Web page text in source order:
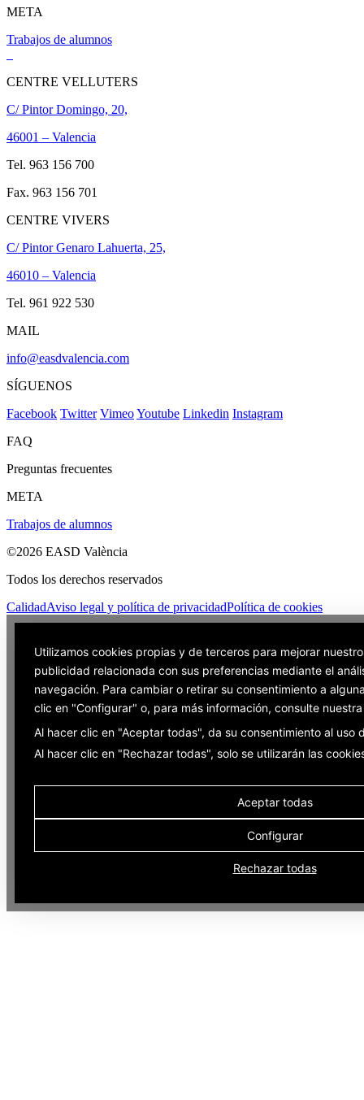
META
Trabajos de alumnos
CENTRE VELLUTERS
C/ Pintor Domingo, 20,
46001 – Valencia
Tel. 963 156 700
Fax. 963 156 701
CENTRE VIVERS
C/ Pintor Genaro Lahuerta, 25,
46010 – Valencia
Tel. 961 922 530
MAIL
info@easdvalencia.com
SÍGUENOS
Facebook Twitter VimeoYoutube Linkedin Instagram
FAQ
Preguntas frecuentes
META
Trabajos de alumnos
©2026 EASD València
Todos los derechos reservados
CalidadAviso legal y política de privacidadPolítica de cookies
Utilizamos cookies propias y de terceros para mejorar
publicidad relacionada con sus preferencias mediante el
navegación. Para cambiar o retirar su consentimiento a
clic en "Configurar" o, para más información, consulte
Al hacer clic en "Aceptar todas", da su consentimiento al uso
Al hacer clic en "Rechazar todas", solo se utilizarán las
Aceptar todas
Configurar
Rechazar todas